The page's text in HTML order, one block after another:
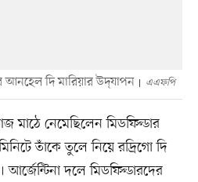
আনহেল দি মারিয়ার উদ্‌যাপন এএফপি
মাঠে নেমেছিলেন মিডফিল্ডার
তাঁকে তুলে নিয়ে রদ্রিগো দি
আর্জেন্টিনা দলে মিডফিল্ডারদের